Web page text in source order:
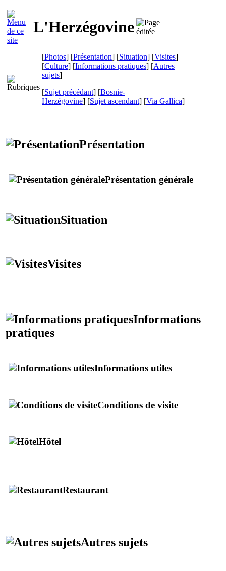
L'Herzégovine
[Photos] [Présentation] [Situation] [Visites]
[Culture] [Informations pratiques] [Autres
sujets]
[Sujet précédant] [Bosnie-
Herzégovine] [Sujet ascendant] [Via Gallica]
Présentation
Présentation générale
Situation
Visites
Informations
pratiques
Informations utiles
Conditions de visite
Hôtel
Restaurant
Autres sujets